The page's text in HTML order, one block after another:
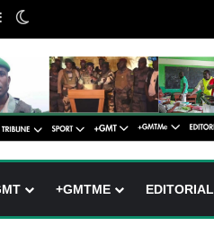
Sidebar (barre latérale)
Switch skin
+GMTME EDITORIAL